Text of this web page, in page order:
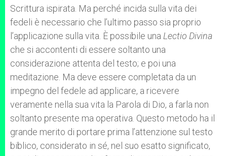
Scrittura ispirata. Ma perché incida sulla vita dei
fedeli è necessario che l’ultimo passo sia proprio
l’applicazione sulla vita. È possibile una Lectio Divina
che si accontenti di essere soltanto una
considerazione attenta del testo; e poi una
meditazione. Ma deve essere completata da un
impegno del fedele ad applicare, a ricevere
veramente nella sua vita la Parola di Dio, a farla non
soltanto presente ma operativa. Questo metodo ha il
grande merito di portare prima l’attenzione sul testo
biblico, considerato in sé, nel suo esatto significato,